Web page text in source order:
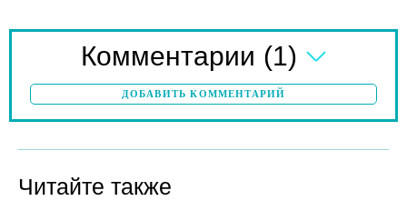
Комментарии (1)
ДОБАВИТЬ КОММЕНТАРИЙ
Читайте также